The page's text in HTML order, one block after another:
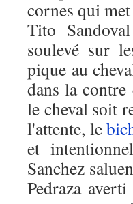
cornes qui met
Tito
soulevé sur
pique au
dans la contre
le cheval soit
l'attente, le
et
Sanchez
Pedraza averti